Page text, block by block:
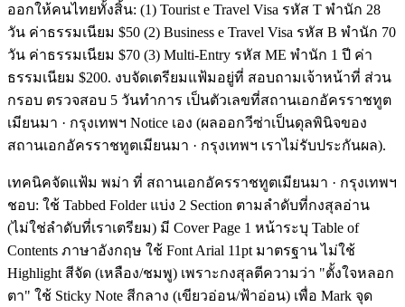
ออกให้คนไทยทั้งสิ้น: (1) Tourist e Travel Visa รหัส T พำนัก 28
วัน ค่าธรรมเนียม $50 (2) Business e Travel Visa รหัส B พำนัก 70
วัน ค่าธรรมเนียม $70 (3) Multi-Entry รหัส ME พำนัก 1 ปี ค่า
ธรรมเนียม $200. งบจัดเตรียมแฟ้มอยู่ที่ สอบถามเจ้าหน้าที่ ส่วน
กรอบ ตรวจสอบ 5 วันทำการ เป็นตัวเลขที่สถานเอกอัครราชทูต
เมียนมา · กรุงเทพฯ Notice เอง (ผลออกวีซ่าเป็นดุลพินิจของ
สถานเอกอัครราชทูตเมียนมา · กรุงเทพฯ เราไม่รับประกันผล).
เทคนิคจัดแฟ้ม พม่า ที่ สถานเอกอัครราชทูตเมียนมา · กรุงเทพฯ
ชอบ: ใช้ Tabbed Folder แบ่ง 2 Section ตามลำดับที่กงสุลอ่าน
(ไม่ใช่ลำดับที่เราเตรียม) มี Cover Page 1 หน้าระบุ Table of
Contents ภาษาอังกฤษ ใช้ Font Arial 11pt มาตรฐาน ไม่ใช้
Highlight สีจัด (เหลือง/ชมพู) เพราะกงสุลตีความว่า "ตั้งใจหลอก
ตา" ใช้ Sticky Note สีกลาง (เขียวอ่อน/ฟ้าอ่อน) เพื่อ Mark จุด